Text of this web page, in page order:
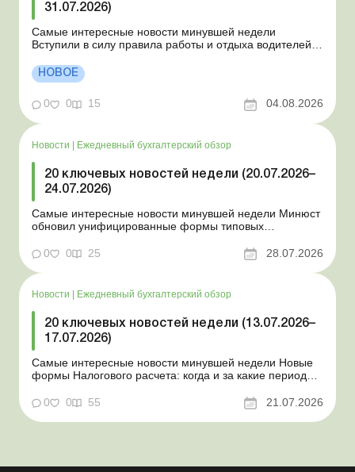
31.07.2026)
Самые интересные новости минувшей недели
Вступили в силу правила работы и отдыха водителей
положении Для сельхозпредприятий и ФЛП введены
новые разовые статистические формы Со 2 августа
изменяется порядок зачисления отдельных периодов
работы в стр...
НОВОЕ
0 0 15 04.08.2026
Новости | Ежедневный бухгалтерский обзор
20 ключевых новостей недели (20.07.2026–
24.07.2026)
Самые интересные новости минувшей недели Минюст
обновил унифицированные формы типовых
новость о создании координационного центра по
статус «в розыске»: что нужно знать работодателям
Закон о ВПЛ: ка...
0 0 25 28.07.2026
Новости | Ежедневный бухгалтерский обзор
20 ключевых новостей недели (13.07.2026–
17.07.2026)
Самые интересные новости минувшей недели Новые
формы Налогового расчета: когда и за какие периоды
переоформления отсрочки от призыва во время
Координационный центр по организации
0 0 55 21.07.2026